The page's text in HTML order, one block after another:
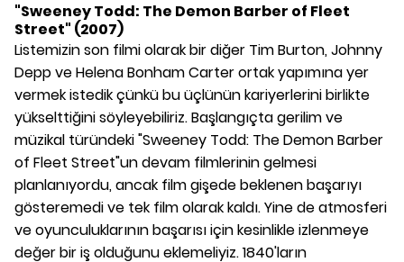
"Sweeney Todd: The Demon Barber of Fleet
Street" (2007)
Listemizin son filmi olarak bir diğer Tim Burton, Johnny
Depp ve Helena Bonham Carter ortak yapımına yer
vermek istedik çünkü bu üçlünün kariyerlerini birlikte
yükselttiğini söyleyebiliriz. Başlangıçta gerilim ve
müzikal türündeki "Sweeney Todd: The Demon Barber
of Fleet Street"un devam filmlerinin gelmesi
planlanıyordu, ancak film gişede beklenen başarıyı
gösteremedi ve tek film olarak kaldı. Yine de atmosferi
ve oyunculuklarının başarısı için kesinlikle izlenmeye
değer bir iş olduğunu eklemeliyiz. 1840'ların